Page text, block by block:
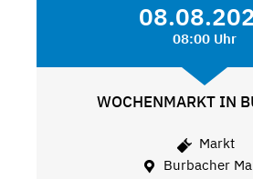
08:00 Uhr
WOCHENMARKT IN
Markt
Burbacher